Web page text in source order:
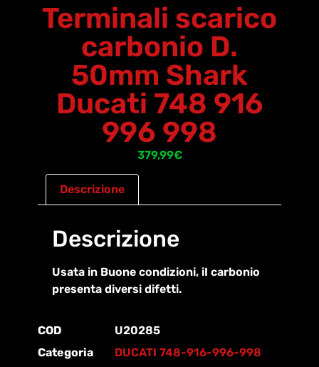
Terminali scarico
carbonio D.
50mm Shark
Ducati 748 916
996 998
379,99€
Descrizione
Descrizione
Usata in Buone condizioni, iI carbonio
presenta diversi difetti.
COD
U20285
Categoria
DUCATI 748-916-996-998